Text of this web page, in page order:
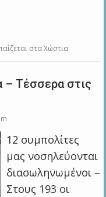
στα Χώστια
– Τέσσερα στις
12 συμπολίτες
μας νοσηλεύονται
διασωληνωμένοι –
Στους 193 οι